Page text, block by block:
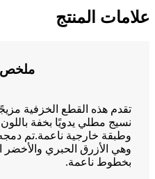
علامات المنتج
ملخص
تقدم هذه القطع الخزفية
نسيج مطلي يدويًا بخفة
وطبقة خارجية ناعمة.تم دمجه
وهي الأزرق الحبري والأخضر
بخطوط ناعمة.